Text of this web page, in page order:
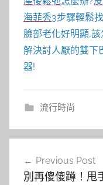
海菲秀3步驟輕鬆
臉部老化好明顯,
解決討人厭的雙下
器!
流行時尚
Previous Post
別再傻傻蹲！甩